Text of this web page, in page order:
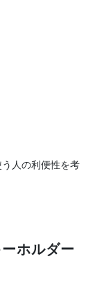
う人の利便性を考
ホルダー